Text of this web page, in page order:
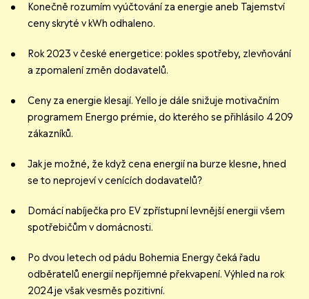
Konečně rozumím vyúčtování za energie aneb Tajemství
ceny skryté v kWh odhaleno.
Rok 2023 v české energetice: pokles spotřeby, zlevňování
a zpomalení změn dodavatelů.
Ceny za energie klesají. Yello je dále snižuje motivačním
programem Energo prémie, do kterého se přihlásilo 4 209
zákazníků.
Jak je možné, že když cena energií na burze klesne, hned
se to neprojeví v cenících dodavatelů?
Domácí nabíječka pro EV zpřístupní levnější energii všem
spotřebičům v domácnosti.
Po dvou letech od pádu Bohemia Energy čeká řadu
odběratelů energií nepříjemné překvapení. Výhled na rok
2024 je však vesměs pozitivní.